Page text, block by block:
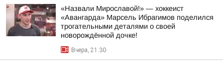
«Назвали Мирославой!» — хоккеист
«Авангарда» Марсель Ибрагимов поделился
трогательными деталями о своей
новорождённой дочке!
Вчера, 21:30